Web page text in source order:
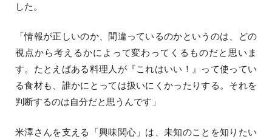
した。
「情報が正しいのか、間違っているのかというのは、どの
視点から考えるかによって変わってくるものだと思いま
す。たとえばある料理人が『これはいい！』って使ってい
る食材も、誰かにとっては扱いにくかったりする。それを
判断するのは自分だと思うんです」
米澤さんを支える「興味関心」は、未知のことを知りたい